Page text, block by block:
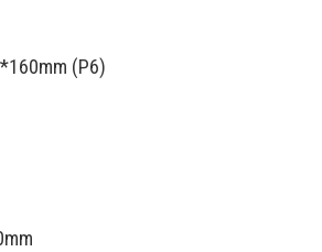
(P6)